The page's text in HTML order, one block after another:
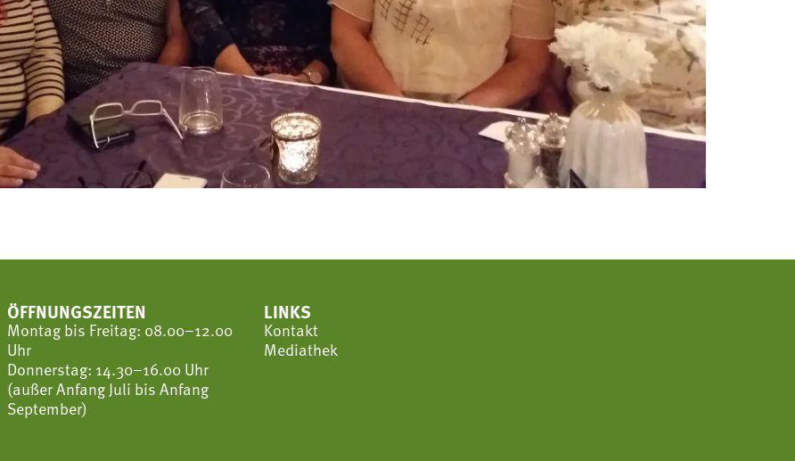
ÖFFNUNGSZEITEN
Montag bis Freitag: 08.00–12.00
Uhr
Donnerstag: 14.30–16.00 Uhr
(außer Anfang Juli bis Anfang
September)
LINKS
Kontakt
Mediathek